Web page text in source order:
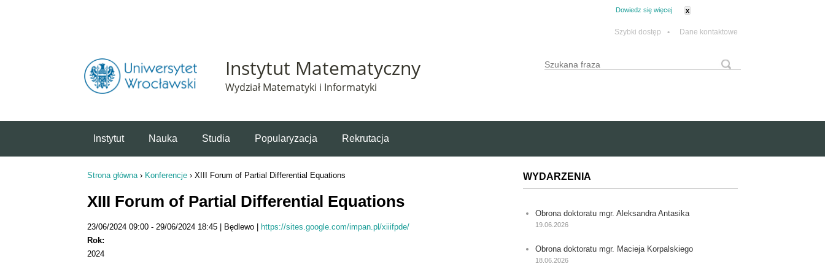
Dowiedz się więcej x
Szybki dostęp • Dane kontaktowe
Instytut Matematyczny
Wydział Matematyki i Informatyki
Formularz wyszukiwania
Wyszukaj
Instytut Nauka Studia Popularyzacja Rekrutacja
Strona główna› Konferencje › XIII Forum of Partial Differential Equations
XIII Forum of Partial Differential Equations
23/06/2024 09:00 29/06/2024 18:45 Będlewo
https://sites.google.com/impan.pl/xiiifpde/
Rok:
2024
WYDARZENIA
Obrona doktoratu mgr. Aleksandra Antasika
19.06.2026
Obrona doktoratu mgr. Macieja Korpalskiego
18.06.2026